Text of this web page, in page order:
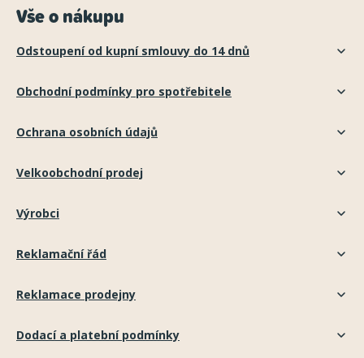
Vše o nákupu
Odstoupení od kupní smlouvy do 14 dnů
Obchodní podmínky pro spotřebitele
Ochrana osobních údajů
Velkoobchodní prodej
Výrobci
Reklamační řád
Reklamace prodejny
Dodací a platební podmínky